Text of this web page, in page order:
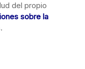
del propio
sobre la